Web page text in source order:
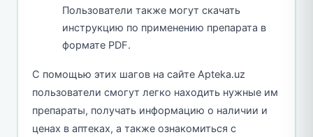
Пользователи также могут скачать
инструкцию по применению препарата в
формате PDF.
С помощью этих шагов на сайте Apteka.uz
пользователи смогут легко находить нужные им
препараты, получать информацию о наличии и
ценах в аптеках, а также ознакомиться с